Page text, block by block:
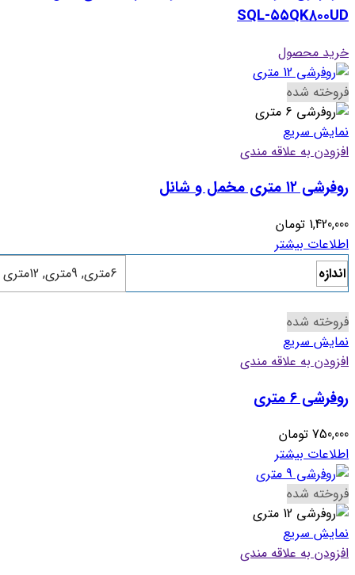
SQL-۵۵QK۸۰۰UD
خرید محصول
فروخته شده
نمایش سریع
افزودن به علاقه مندی
روفرشی ۱۲ متری مخمل و شانل
1,420,000 تومان
اطلاعات بیشتر
اندازه
6متری , 9متری , 12متری
فروخته شده
نمایش سریع
افزودن به علاقه مندی
روفرشی ۶ متری
750,000 تومان
اطلاعات بیشتر
فروخته شده
نمایش سریع
افزودن به علاقه مندی